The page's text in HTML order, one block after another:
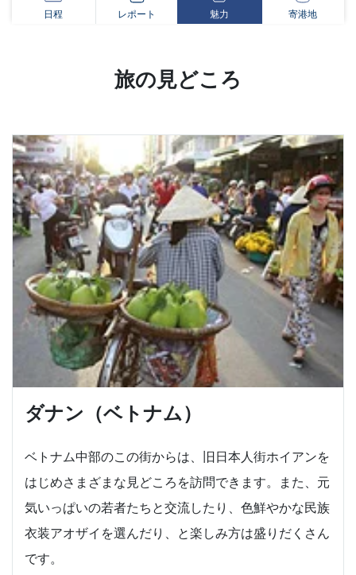
日程 レポート 魅力 寄港地
旅の見どころ
ダナン（ベトナム）
ベトナム中部のこの街からは、旧日本人街ホイアンを
はじめさまざまな見どころを訪問できます。また、元
気いっぱいの若者たちと交流したり、色鮮やかな民族
衣装アオザイを選んだり、と楽しみ方は盛りだくさん
です。